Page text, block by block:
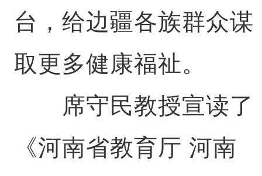
台，给边疆各族群众谋
取更多健康福祉。
席守民教授宣读了
《河南省教育厅 河南